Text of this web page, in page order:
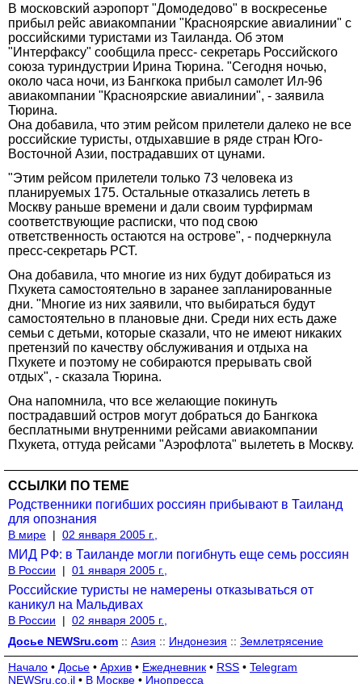
В московский аэропорт "Домодедово" в воскресенье
прибыл рейс авиакомпании "Красноярские авиалинии" с
российскими туристами из Таиланда. Об этом
"Интерфаксу" сообщила пресс- секретарь Российского
союза туриндустрии Ирина Тюрина. "Сегодня ночью,
около часа ночи, из Бангкока прибыл самолет Ил-96
авиакомпании "Красноярские авиалинии", - заявила
Тюрина.
Она добавила, что этим рейсом прилетели далеко не все
российские туристы, отдыхавшие в ряде стран Юго-
Восточной Азии, пострадавших от цунами.
"Этим рейсом прилетели только 73 человека из
планируемых 175. Остальные отказались лететь в
Москву раньше времени и дали своим турфирмам
соответствующие расписки, что под свою
ответственность остаются на острове", - подчеркнула
пресс-секретарь РСТ.
Она добавила, что многие из них будут добираться из
Пхукета самостоятельно в заранее запланированные
дни. "Многие из них заявили, что выбираться будут
самостоятельно в плановые дни. Среди них есть даже
семьи с детьми, которые сказали, что не имеют никаких
претензий по качеству обслуживания и отдыха на
Пхукете и поэтому не собираются прерывать свой
отдых", - сказала Тюрина.
Она напомнила, что все желающие покинуть
пострадавший остров могут добраться до Бангкока
бесплатными внутренними рейсами авиакомпании
Пхукета, оттуда рейсами "Аэрофлота" вылететь в Москву.
ССЫЛКИ ПО ТЕМЕ
Родственники погибших россиян прибывают в Таиланд
для опознания
В мире | 02 января 2005 г.,
МИД РФ: в Таиланде могли погибнуть еще семь россиян
В России | 01 января 2005 г.,
Российские туристы не намерены отказываться от
каникул на Мальдивах
В России | 02 января 2005 г.,
Досье NEWSru.com :: Азия :: Индонезия :: Землетрясение
Начало • Досье • Архив • Ежедневник • RSS • Telegram
NEWSru.co.il • В Москве • Инопресса